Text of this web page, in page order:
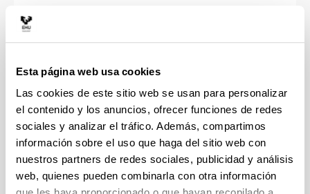
Esta página web usa cookies
Las cookies de este sitio web se usan para personalizar
el contenido y los anuncios, ofrecer funciones de redes
sociales y analizar el tráfico. Además, compartimos
información sobre el uso que haga del sitio web con
nuestros partners de redes sociales, publicidad y análisis
web, quienes pueden combinarla con otra información
Convenios de prácticas de doctorado